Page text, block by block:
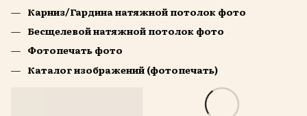
Карниз/Гардина натяжной потолок фото
Бесщелевой натяжной потолок фото
Фотопечать фото
Каталог изображений (фотопечать)